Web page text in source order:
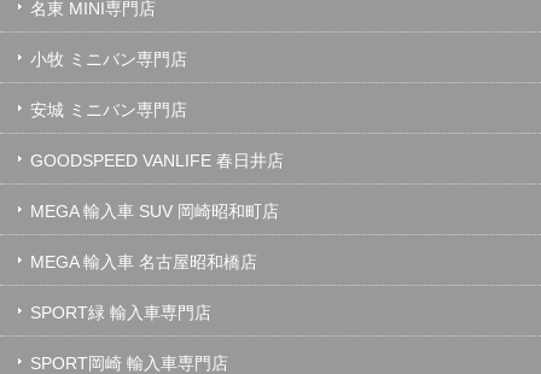
名東 MINI専門店
小牧 ミニバン専門店
安城 ミニバン専門店
GOODSPEED VANLIFE 春日井店
MEGA 輸入車 SUV 岡崎昭和町店
MEGA 輸入車 名古屋昭和橋店
SPORT緑 輸入車専門店
SPORT岡崎 輸入車専門店